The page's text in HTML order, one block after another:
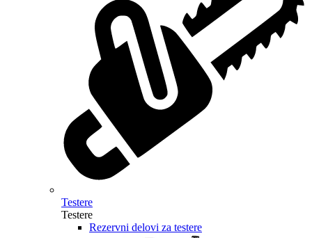
Testere
Testere
Rezervni delovi za testere